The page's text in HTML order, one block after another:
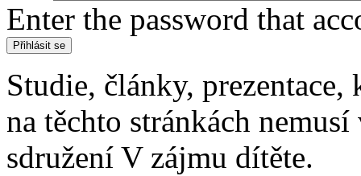
Enter the password that
Studie, články,
na těchto stránkách
sdružení V zájmu dítěte.